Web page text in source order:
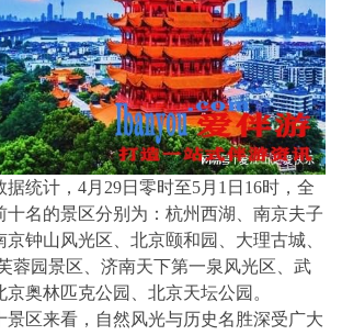
统计，4月29日零时至5月1日16时，全
十名的景区分别为：杭州西湖、南京夫子
京钟山风光区、北京颐和园、大理古城、
蓉园景区、济南天下第一泉风光区、武
奥林匹克公园、北京天坛公园。
景区来看，自然风光与历史名胜深受广大